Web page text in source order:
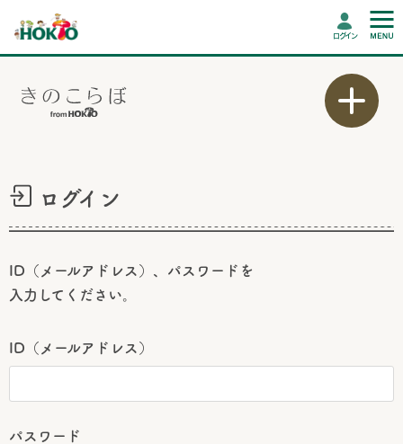
ログイン
ログイン
ID（メールアドレス）、パスワードを
入力してください。
ID（メールアドレス）
パスワード